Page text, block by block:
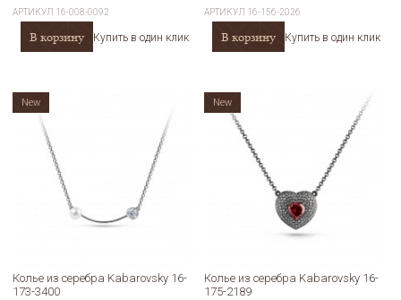
АРТИКУЛ 16-008-0092
В корзину Купить в один клик
АРТИКУЛ 16-156-2026
В корзину Купить в один клик
Колье из серебра Kabarovsky 16-
173-3400
New
Колье из серебра Kabarovsky 16-
175-2189
New